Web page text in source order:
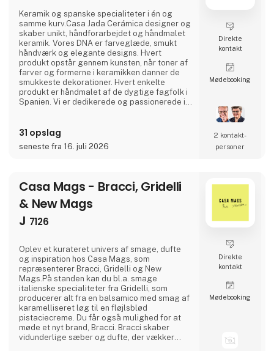
Keramik og spanske specialiteter i én og
samme kurv.Casa Jada Cerámica designer og
skaber unikt, håndforarbejdet og håndmalet
keramik. Vores DNA er farveglæde, smukt
håndværk og elegante designs. Hvert
produkt opstår gennem kunsten, når toner af
farver og formerne i keramikken danner de
smukkeste dekorationer. Hvert enkelte
produkt er håndmalet af de dygtige fagfolk i
Spanien. Vi er dedikerede og passionerede i
kontinuerligt flow, med øje for traditioner og
historie. Hos Casa Jada Cerámica er der rig
mulighed for at lave customized udgaver af
31 opslag
seneste fra 16. juli 2026
Direkte
kontakt
Møde­booking
2 kontakt­
personer
Casa Mags - Bracci, Gridelli
& New Mags
J 7126
Oplev et kurateret univers af smage, dufte
og inspiration hos Casa Mags, som
repræsenterer Bracci, Gridelli og New
Mags.På standen kan du bl.a. smage
italienske specialiteter fra Gridelli, som
producerer alt fra en balsamico med smag af
karamelliseret løg til en fløjlsblød
pistaciecreme. Du får også mulighed for at
møde et nyt brand, Bracci. Bracci skaber
vidunderlige sæber og dufte, der vækker
Direkte
kontakt
Møde­booking